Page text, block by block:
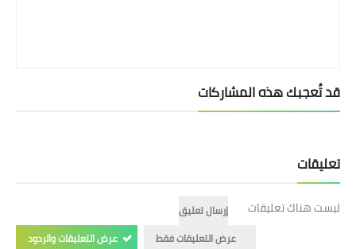
قد تُعجبك هذه المشاركات
تعليقات
ليست هناك تعليقات
إرسال تعليق
عرض التعليقات فقط
عرض التعليقات والردود